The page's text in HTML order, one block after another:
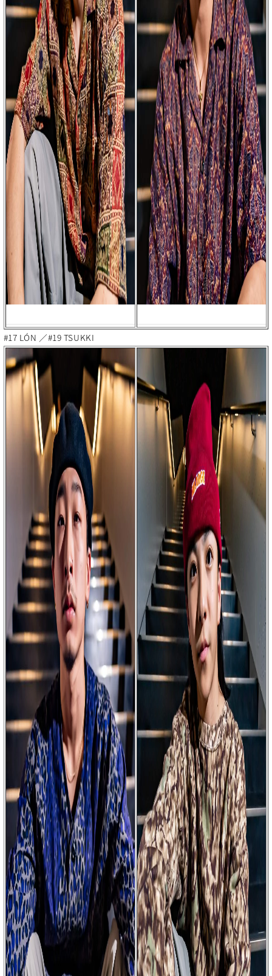
#17 LÓN ／#19 TSUKKI